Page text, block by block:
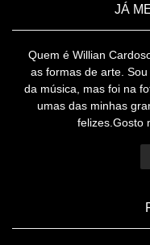
JÁ
Quem é Willian
as formas de arte.
da música, mas foi na
umas das minhas
felizes.Gosto